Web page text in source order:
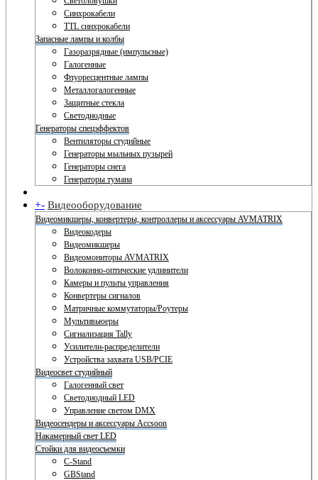
Синхрокабели
TTL синхрокабели
Запасные лампы и колбы
Газоразрядные (импульсные)
Галогенные
Флуоресцентные лампы
Металлогалогенные
Защитные стекла
Светодиодные
Генераторы спецэффектов
Вентиляторы студийные
Генераторы мыльных пузырей
Генераторы снега
Генераторы тумана
+- Видеооборудование
Видеомикшеры, конвертеры, контроллеры и аксессуары AVMATRIX
Видеокодеры
Видеомикшеры
Видеомониторы AVMATRIX
Волоконно-оптические удлинители
Камеры и пульты управления
Конвертеры сигналов
Матричные коммутаторы/Роутеры
Мультивьюеры
Сигнализация Tally
Усилители-распределители
Устройства захвата USB/PCIE
Видеосвет студийный
Галогенный свет
Светодиодный LED
Управление светом DMX
Видеосендеры и аксессуары Accsoon
Накамерный свет LED
Стойки для видеосъемки
C-Stand
GBStand